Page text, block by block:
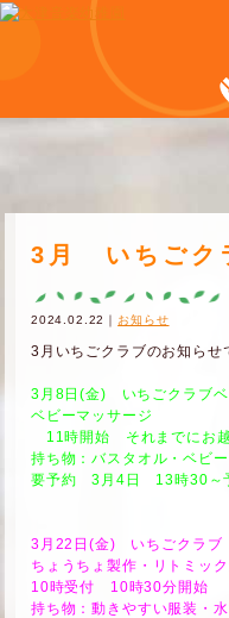
3月 いちごク
2024.02.22｜ お知らせ
3月いちごクラブのお知らせ
3月8日(金) いちごクラブ
ベビーマッサージ
11時開始 それまでにお越
持ち物：バスタオル・ベビ
要予約 3月4日 13時30～
3月22日(金) いちごクラブ
ちょうちょ製作・リトミッ
10時受付 10時30分開始
持ち物：動きやすい服装・